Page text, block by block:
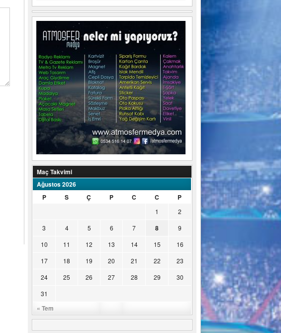
Maç Takvimi
Ağustos 2026
P
S Ç P C C P
« Tem
1
2
3
4 5 6 7 8
9
10
11 12 13 14 15
16
17
18 19 20 21 22
23
24
25 26 27 28 29
30
31